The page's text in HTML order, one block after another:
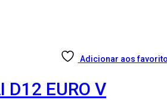
Adicionar aos
D12 EURO V